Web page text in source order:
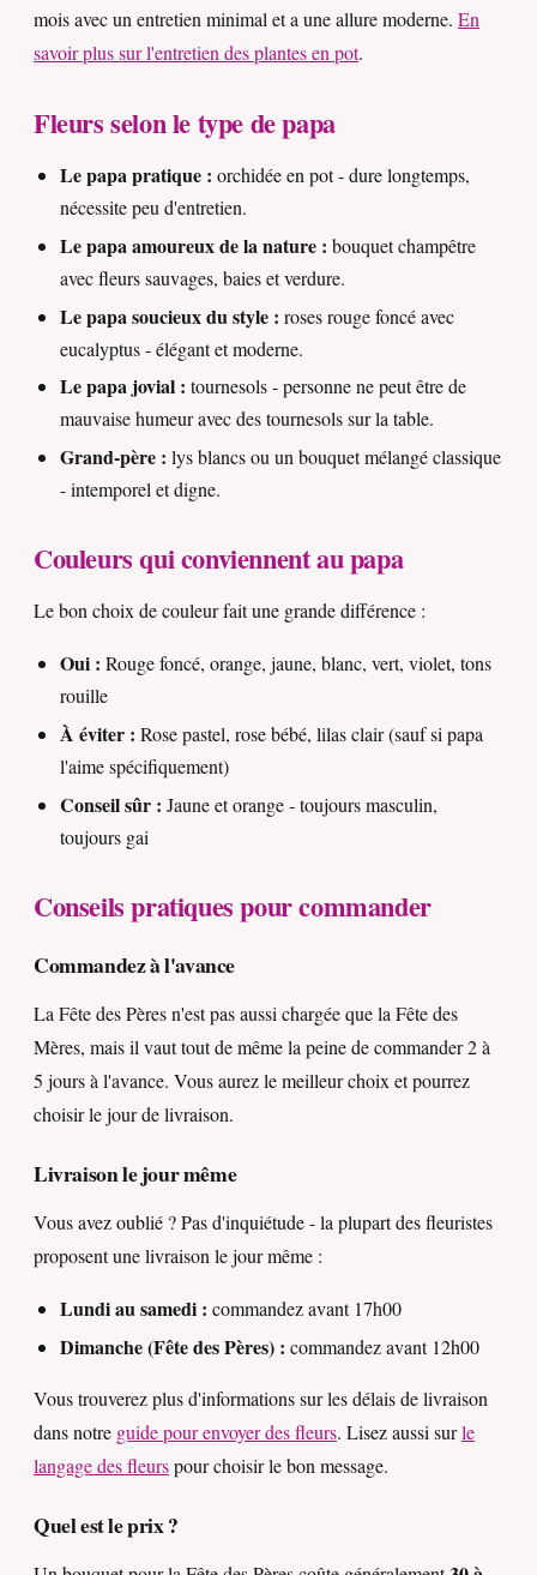
mois avec un entretien minimal et a une allure moderne. En
savoir plus sur l'entretien des plantes en pot.
Fleurs selon le type de papa
Le papa pratique : orchidée en pot - dure longtemps,
nécessite peu d'entretien.
Le papa amoureux de la nature : bouquet champêtre
avec fleurs sauvages, baies et verdure.
Le papa soucieux du style : roses rouge foncé avec
eucalyptus - élégant et moderne.
Le papa jovial : tournesols - personne ne peut être de
mauvaise humeur avec des tournesols sur la table.
Grand-père : lys blancs ou un bouquet mélangé classique
- intemporel et digne.
Couleurs qui conviennent au papa
Le bon choix de couleur fait une grande différence :
Oui : Rouge foncé, orange, jaune, blanc, vert, violet, tons
rouille
À éviter : Rose pastel, rose bébé, lilas clair (sauf si papa
l'aime spécifiquement)
Conseil sûr : Jaune et orange - toujours masculin,
toujours gai
Conseils pratiques pour commander
Commandez à l'avance
La Fête des Pères n'est pas aussi chargée que la Fête des
Mères, mais il vaut tout de même la peine de commander 2 à
5 jours à l'avance. Vous aurez le meilleur choix et pourrez
choisir le jour de livraison.
Livraison le jour même
Vous avez oublié ? Pas d'inquiétude - la plupart des fleuristes
proposent une livraison le jour même :
Lundi au samedi : commandez avant 17h00
Dimanche (Fête des Pères) : commandez avant 12h00
Vous trouverez plus d'informations sur les délais de livraison
dans notre guide pour envoyer des fleurs. Lisez aussi surle
langage des fleurspour choisir le bon message.
Quel est le prix ?